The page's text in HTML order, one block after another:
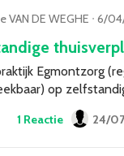
VAN DE WEGHE ᐧ 6/
Egmontzorg
op
1 Reactie 24/